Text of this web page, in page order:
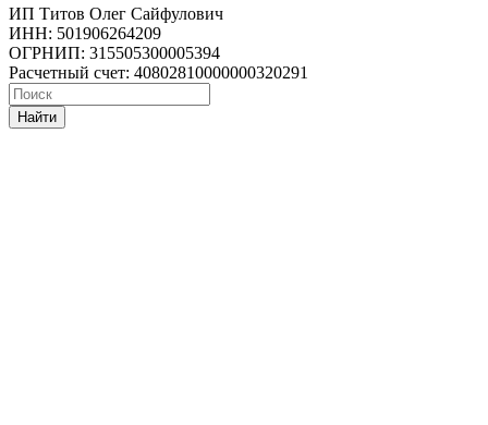
ИП Титов Олег Сайфулович
ИНН: 501906264209
ОГРНИП: 315505300005394
Расчетный счет: 40802810000000320291
Найти